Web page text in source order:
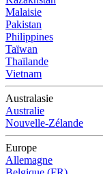
Malaisie
Pakistan
Philippines
Taïwan
Thaïlande
Vietnam
Australasie
Australie
Nouvelle-Zélande
Europe
Allemagne